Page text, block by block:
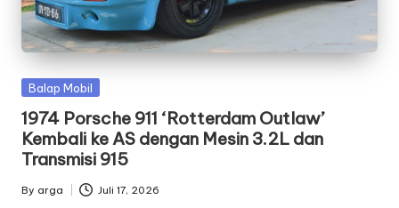
Posted
Balap Mobil
1974 Porsche 911 ‘Rotterdam Outlaw’
Kembali ke AS dengan Mesin 3.2L dan
Transmisi 915
Posted
By arga Juli 17, 2026